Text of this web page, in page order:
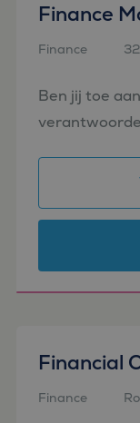
Finance
Finance
Ben jij toe
ontwikkeling
Financial
Finance